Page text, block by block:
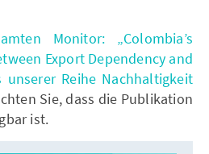
Monitor: „Colombia’s
Export Dependency and
Reihe Nachhaltigkeit
Sie, dass die Publikation
ist.